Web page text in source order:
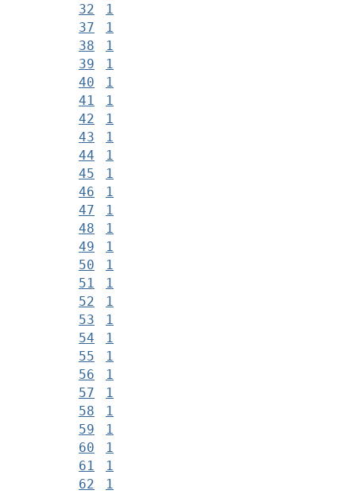
32
1
37
1
38
1
39
1
40
1
41
1
42
1
43
1
44
1
45
1
46
1
47
1
48
1
49
1
50
1
51
1
52
1
53
1
54
1
55
1
56
1
57
1
58
1
59
1
60
1
61
1
62
1